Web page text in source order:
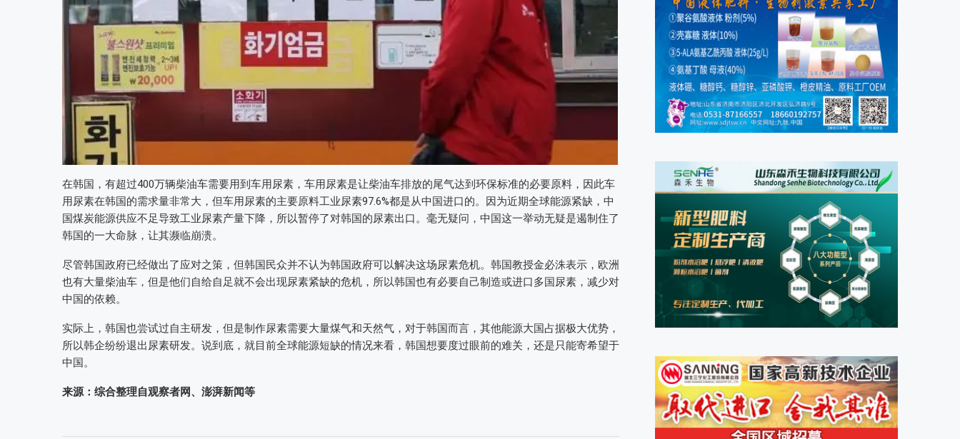
在韩国，有超过400万辆柴油车需要用到车用尿素，车用尿素是让柴油车排放的尾气达到环保标准的必要原料，因此车
用尿素在韩国的需求量非常大，但车用尿素的主要原料工业尿素97.6%都是从中国进口的。因为近期全球能源紧缺，中
国煤炭能源供应不足导致工业尿素产量下降，所以暂停了对韩国的尿素出口。毫无疑问，中国这一举动无疑是遏制住了
韩国的一大命脉，让其濒临崩溃。
尽管韩国政府已经做出了应对之策，但韩国民众并不认为韩国政府可以解决这场尿素危机。韩国教授金必洙表示，欧洲
也有大量柴油车，但是他们自给自足就不会出现尿素紧缺的危机，所以韩国也有必要自己制造或进口多国尿素，减少对
中国的依赖。
实际上，韩国也尝试过自主研发，但是制作尿素需要大量煤气和天然气，对于韩国而言，其他能源大国占据极大优势，
所以韩企纷纷退出尿素研发。说到底，就目前全球能源短缺的情况来看，韩国想要度过眼前的难关，还是只能寄希望于
中国。
来源：综合整理自观察者网、澎湃新闻等